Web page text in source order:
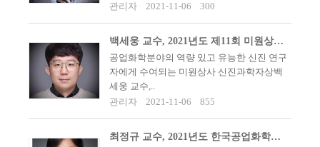
관리자
2021-11-06 300
백세웅 교수, 2021년도 제11회 미원상사 신진과학자상 수상
공업화학분야의 역량 있고 유능한 신진 연구
자에게 수여되는 미원상사 신진과학자상백
세웅 교수,..
관리자
2021-11-06 855
최정규 교수, 2021년도 한국공업화학회 대주산학연협력상 수상